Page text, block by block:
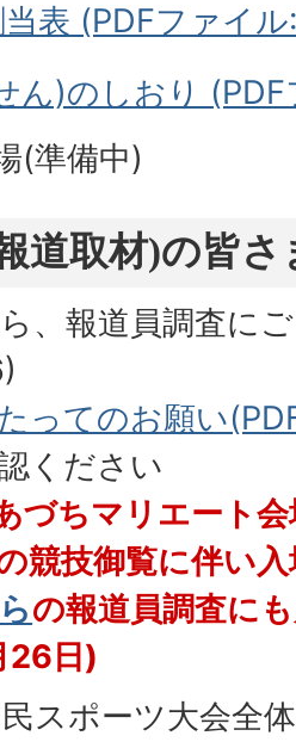
表 (PDFファイ
ん)のしおり
(準備中)
道取材)の皆さ
、報道員調査に
ってのお願い
ください
づちマリエート
競技御覧に伴い
の報道員調査に
26日)
スポーツ大会全